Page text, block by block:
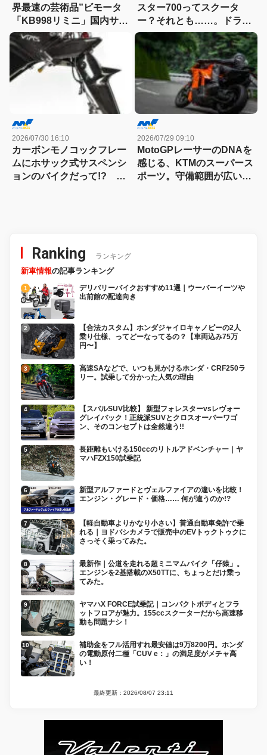
界最速の芸術品”ビモータ
「KB998リミニ」国内サー
キット試乗記
スター700ってスクータ
ー？それとも……。ドラッ
グスター700ツイン・リミ
テッドエディション試乗記
2026/07/30 16:10
カーボンモノコックフレー
ムにホサック式サスペンシ
ョンのバイクだって!? ヴ
2026/07/29 09:10
MotoGPレーサーのDNAを
感じる、KTMのスーパース
ポーツ。守備範囲が広い史
Ranking ランキング
新車情報の記事ランキング
デリバリーバイクおすすめ11選｜ウーバーイーツや
出前館の配達向き
【合法カスタム】ホンダジャイロキャノピーの2人
乗り仕様、ってどーなってるの？【車両込み75万
円〜】
高速SAなどで、いつも見かけるホンダ・CRF250ラ
リー。試乗して分かった人気の理由
【スバルSUV比較】 新型フォレスターvsレヴォー
グレイバック！正統派SUVとクロスオーバーワゴ
ン、そのコンセプトは全然違う!!
長距離もいける150ccのリトルアドベンチャー｜ヤ
マハFZX150試乗記
新型アルファードとヴェルファイアの違いを比較！
エンジン・グレード・価格…… 何が違うのか!?
【軽自動車よりかなり小さい】普通自動車免許で乗
れる｜ヨドバシカメラで販売中のEVトゥクトゥクに
さっそく乗ってみた。
最新作｜公道を走れる超ミニマムバイク「仔猿」。
エンジンを2基搭載のX50TTに、ちょっとだけ乗っ
てみた。
ヤマハX FORCE試乗記｜コンパクトボディとフラ
ットフロアが魅力。155ccスクーターだから高速移
動も問題ナシ！
補助金をフル活用すれ最安値は9万8200円。ホンダ
の電動原付二種「CUV e：」の満足度がメチャ高
い！
最終更新：2026/08/07 23:11